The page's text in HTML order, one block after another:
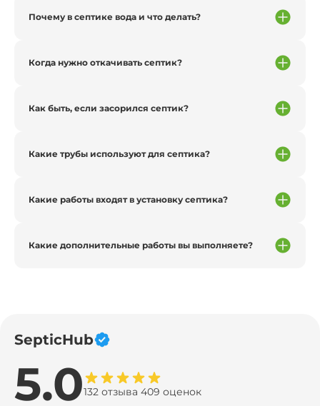
Почему в септике вода и что делать?
Когда нужно откачивать септик?
Как быть, если засорился септик?
Какие трубы используют для септика?
Какие работы входят в установку септика?
Какие дополнительные работы вы выполняете?
SepticHub
5.0132 отзыва 409 оценок